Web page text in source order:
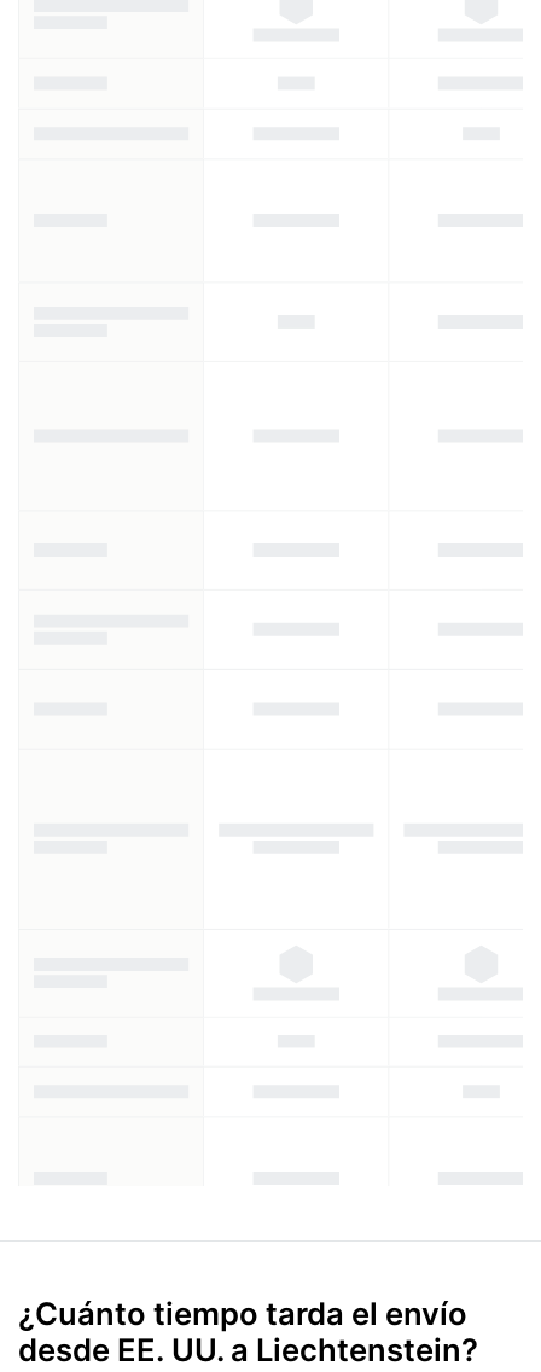
¿Cuánto tiempo tarda el envío
desde EE. UU. a Liechtenstein?